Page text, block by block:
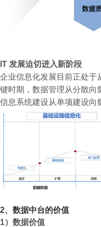
IT 发展迫切进入新阶段
企业信息化发展目前正处于
键时期，数据管理从分散向
信息系统建设从单项建设向
2、数据中台的价值
1）数据价值